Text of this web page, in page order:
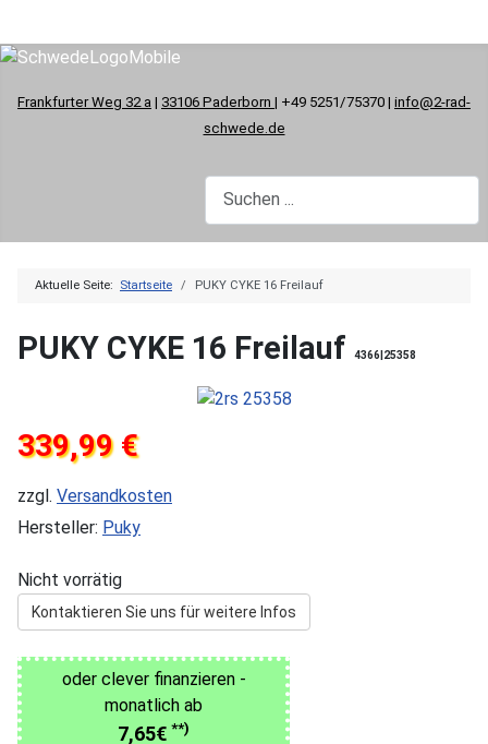
Frankfurter Weg 32 a | 33106 Paderborn | +49 5251/75370 | info@2-rad-
schwede.de
Aktuelle Seite: Startseite PUKY CYKE 16 Freilauf
PUKY CYKE 16 Freilauf 4366|25358
339,99 €
zzgl. Versandkosten
Hersteller: Puky
Nicht vorrätig
Kontaktieren Sie uns für weitere Infos
oder clever finanzieren -
monatlich ab
7,65€ **)